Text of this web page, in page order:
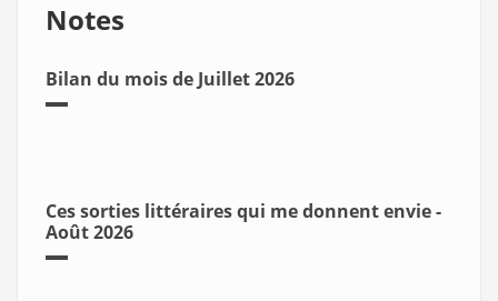
Notes
Bilan du mois de Juillet 2026
Ces sorties littéraires qui me donnent envie -
Août 2026